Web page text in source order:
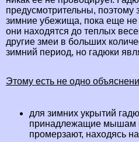
предусмотрительны, поэтому
зимние убежища, пока еще не
они находятся до теплых
другие змеи в больших
зимний период, но гадюки
Этому есть не одно
для зимних укрытий
принадлежащие мышам
промерзают, находясь